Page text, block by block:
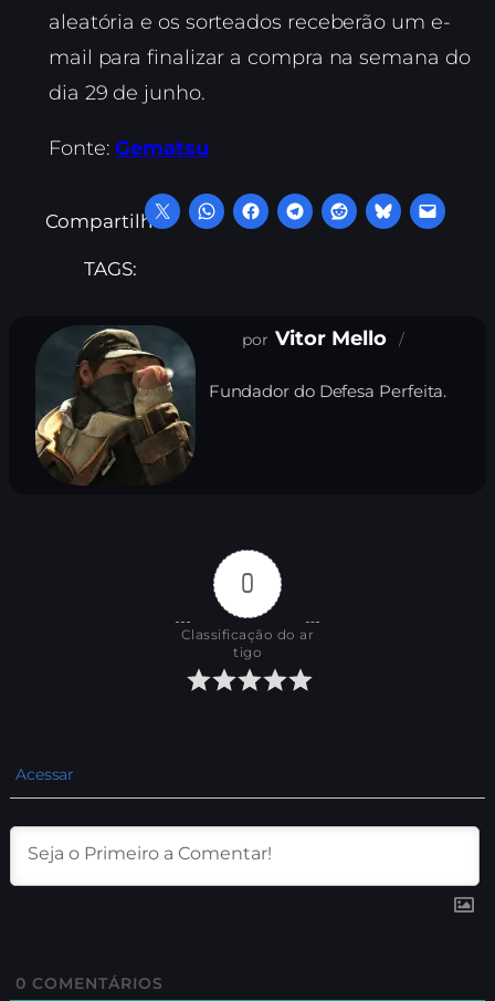
aleatória e os sorteados receberão um e-
mail para finalizar a compra na semana do
dia 29 de junho.
Fonte:Gematsu
Compartilhe:
TAGS:
Vitor Mello
Fundador do Defesa Perfeita.
0
Classificação do ar
tigo
Acessar
0 COMENTÁRIOS